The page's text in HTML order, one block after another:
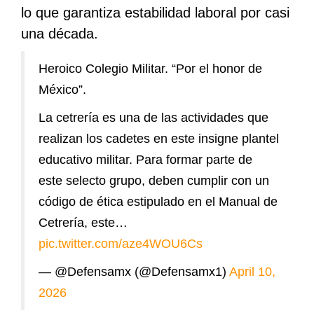
lo que garantiza estabilidad laboral por casi
una década.
Heroico Colegio Militar. “Por el honor de
México”.
La cetrería es una de las actividades que
realizan los cadetes en este insigne plantel
educativo militar. Para formar parte de
este selecto grupo, deben cumplir con un
código de ética estipulado en el Manual de
Cetrería, este…
pic.twitter.com/aze4WOU6Cs
— @Defensamx (@Defensamx1) April 10,
2026